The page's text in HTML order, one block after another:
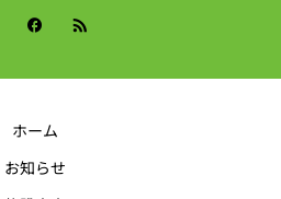
ホーム
お知らせ